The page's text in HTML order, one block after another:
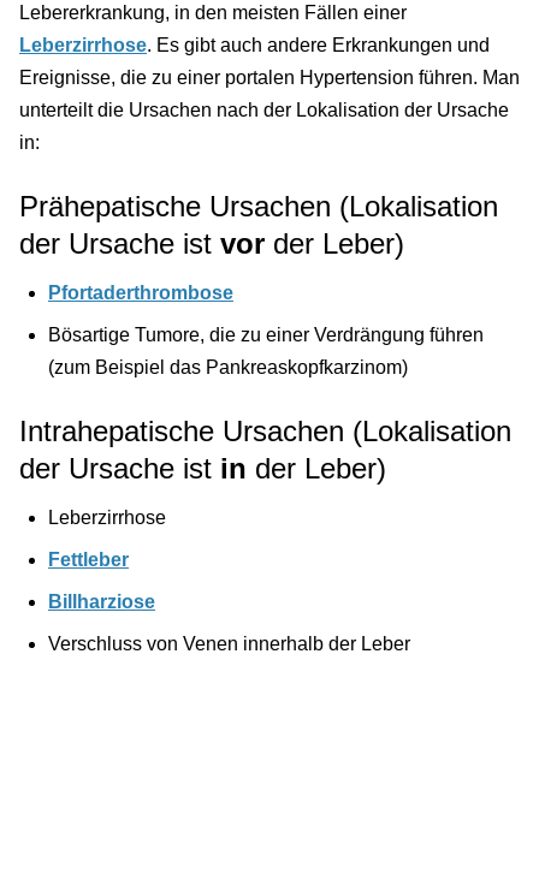
Lebererkrankung, in den meisten Fällen einer
Leberzirrhose. Es gibt auch andere Erkrankungen und
Ereignisse, die zu einer portalen Hypertension führen. Man
unterteilt die Ursachen nach der Lokalisation der Ursache
in:
Prähepatische Ursachen (Lokalisation
der Ursache ist vor der Leber)
Pfortaderthrombose
Bösartige Tumore, die zu einer Verdrängung führen
(zum Beispiel das Pankreaskopfkarzinom)
Intrahepatische Ursachen (Lokalisation
der Ursache ist in der Leber)
Leberzirrhose
Fettleber
Billharziose
Verschluss von Venen innerhalb der Leber